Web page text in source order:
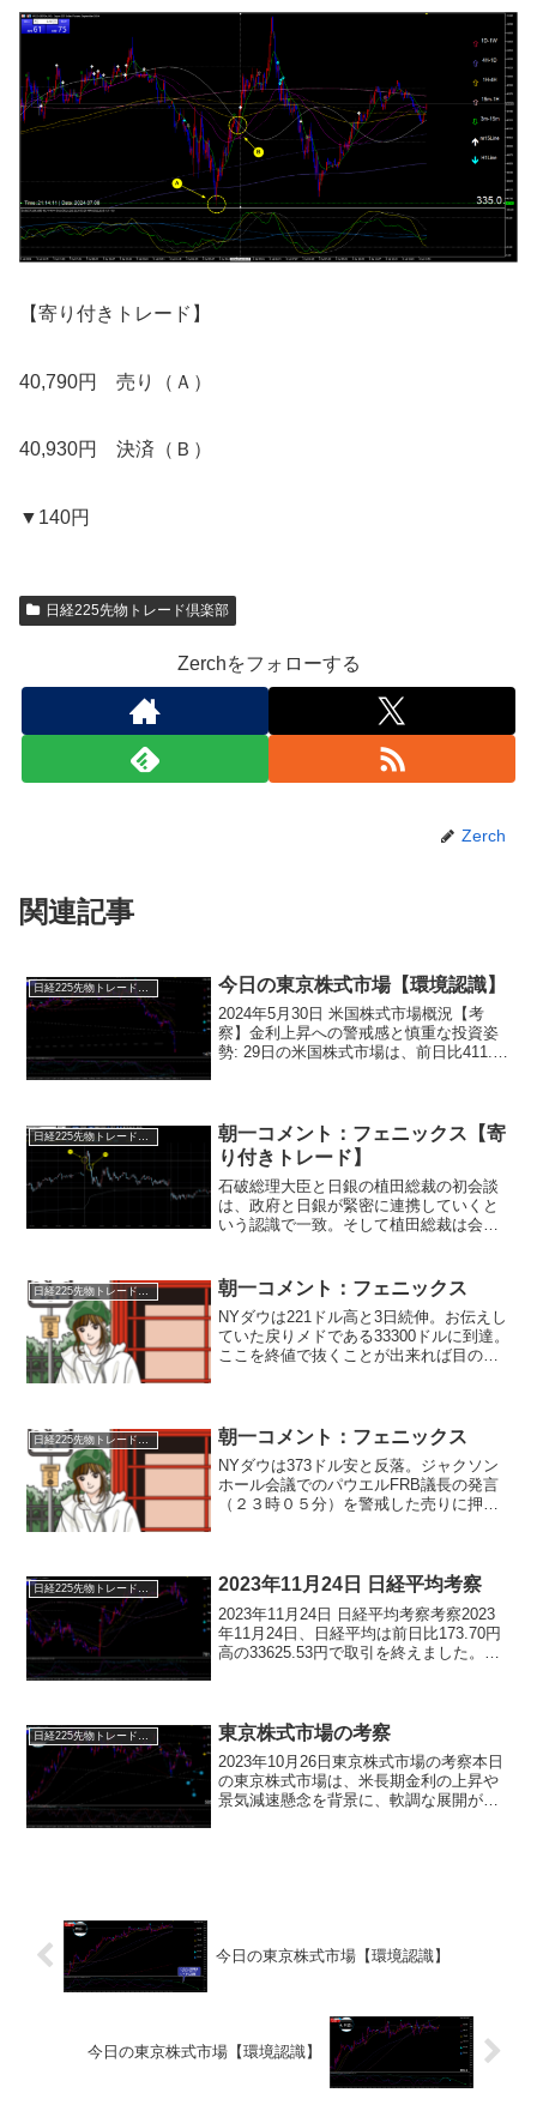
【寄り付きトレード】
40,790円 売り（Ａ）
40,930円 決済（Ｂ）
▼140円
日経225先物トレード倶楽部
Zerchをフォローする
Zerch
関連記事
日経225先物トレード倶楽部 今日の東京株式市場【環境認識】
2024年5月30日 米国株式市場概況【考
察】金利上昇への警戒感と慎重な投資姿
勢: 29日の米国株式市場は、前日比411.32
朝一コメント：フェニックス【寄
り付きトレード】
石破総理大臣と日銀の植田総裁の初会談
は、政府と日銀が緊密に連携していくと
いう認識で一致。そして植田総裁は会談
に利上げを検討していく考えを明らかに
しました。また石破首相も...
日経225先物トレード倶楽部 朝一コメント：フェニックス
NYダウは221ドル高と3日続伸。お伝えし
ていた戻りメドである33300ドルに到達。
ここを終値で抜くことが出来れば目の前
は警戒感を...
日経225先物トレード倶楽部 朝一コメント：フェニックス
NYダウは373ドル安と反落。ジャクソン
ホール会議でのパウエルFRB議長の発言
（２３時０５分）を警戒した売りに押さ
場合は次の切り返し...
2023年11月24日 日経平均考察
2023年11月24日 日経平均考察考察2023
年11月24日、日経平均は前日比173.70円
高の33625.53円で取引を終えました。前
日経225先物トレード倶楽部 東京株式市場の考察
2023年10月26日東京株式市場の考察本日
の東京株式市場は、米長期金利の上昇や
景気減速懸念を背景に、軟調な展開が想
今日の東京株式市場【環境認識】
今日の東京株式市場【環境認識】